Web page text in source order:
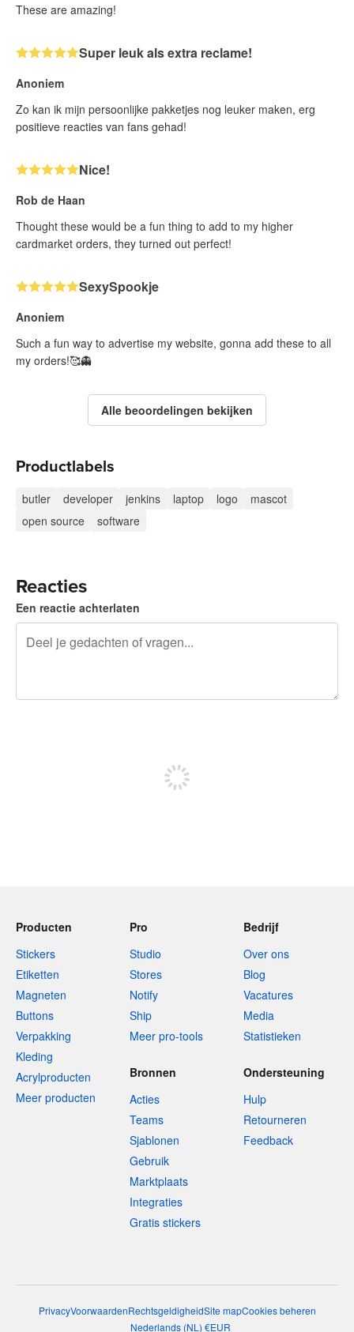
These are amazing!
Super leuk als extra reclame!
Anoniem
Zo kan ik mijn persoonlijke pakketjes nog leuker maken, erg
positieve reacties van fans gehad!
Nice!
Rob de Haan
Thought these would be a fun thing to add to my higher
cardmarket orders, they turned out perfect!
SexySpookje
Anoniem
Such a fun way to advertise my website, gonna add these to all
my orders!🥰👻
Alle beoordelingen bekijken
Productlabels
butler developer jenkins laptop logo
mascot
open source
software
Reacties
Een reactie achterlaten
Producten
Stickers
Etiketten
Magneten
Buttons
Verpakking
Kleding
Acrylproducten
Meer producten
Pro
Studio
Stores
Notify
Ship
Meer pro-tools
Bedrijf
Over ons
Blog
Vacatures
Media
Statistieken
Bronnen
Acties
Teams
Sjablonen
Gebruik
Marktplaats
Integraties
Gratis stickers
Ondersteuning
Hulp
Retourneren
Feedback
PrivacyVoorwaardenRechtsgeldigheidSite mapCookies beheren
Nederlands(NL ) €EUR